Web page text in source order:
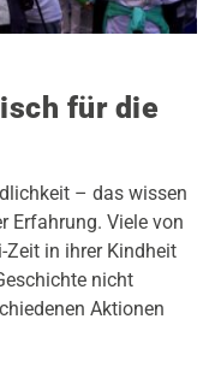
für die
– das wissen
Erfahrung. Viele von
Zeit in ihrer Kindheit
nicht
Aktionen